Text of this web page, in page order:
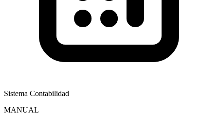
Sistema Contabilidad
MANUAL